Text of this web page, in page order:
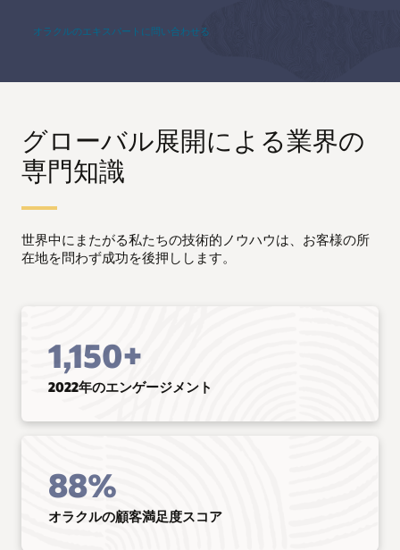
オラクルのエキスパートに問い合わせる
グローバル展開による業界の
専門知識
世界中にまたがる私たちの技術的ノウハウは、お客様の所
在地を問わず成功を後押しします。
1,150+
2022年のエンゲージメント
88%
オラクルの顧客満足度スコア